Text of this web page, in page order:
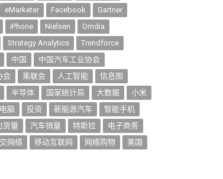
eMarketer Facebook
Gartner
iPhone Nielsen
Omdia
Strategy Analytics
Trendforce
中国
中国汽车工业协会
会
乘联会 人工智能
信息图
半导体 国家统计局 大数据
小米
脑 投资 新能源汽车
智能手机
货量
汽车销量 特斯拉
电子商务
网络 移动互联网 网络购物
美国